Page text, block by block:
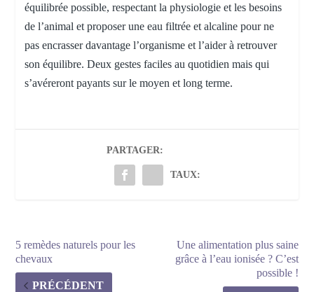
équilibrée possible, respectant la physiologie et les besoins
de l’animal et proposer une eau filtrée et alcaline pour ne
pas encrasser davantage l’organisme et l’aider à retrouver
son équilibre. Deux gestes faciles au quotidien mais qui
s’avéreront payants sur le moyen et long terme.
PARTAGER:
TAUX:
5 remèdes naturels pour les
chevaux
PRÉCÉDENT
Une alimentation plus saine
grâce à l’eau ionisée ? C’est
possible !